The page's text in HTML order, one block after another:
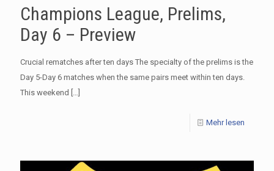
Champions League, Prelims,
Day 6 – Preview
Crucial rematches after ten days The specialty of the prelims is the
Day 5-Day 6 matches when the same pairs meet within ten days.
This weekend […]
Mehr lesen